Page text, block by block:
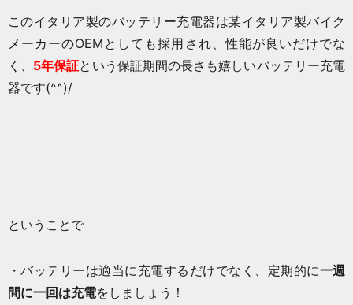
このイタリア製のバッテリー充電器は某イタリア製バイク
メーカーのOEMとしても採用され、性能が良いだけでな
く、 5年保証という保証期間の長さも嬉しいバッテリー充電
器です(^^)/
ということで
・バッテリーは適当に充電するだけでなく、定期的に一週
間に一回は充電をしましょう！